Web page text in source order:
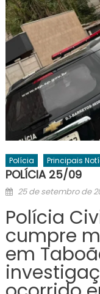
Polícia Principais
POLÍCIA 25/09
Posted
25 de setembro de
Polícia
cumpre
em